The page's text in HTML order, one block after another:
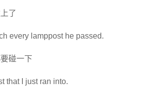
了
every lamppost he passed.
碰一下
that I just ran into.